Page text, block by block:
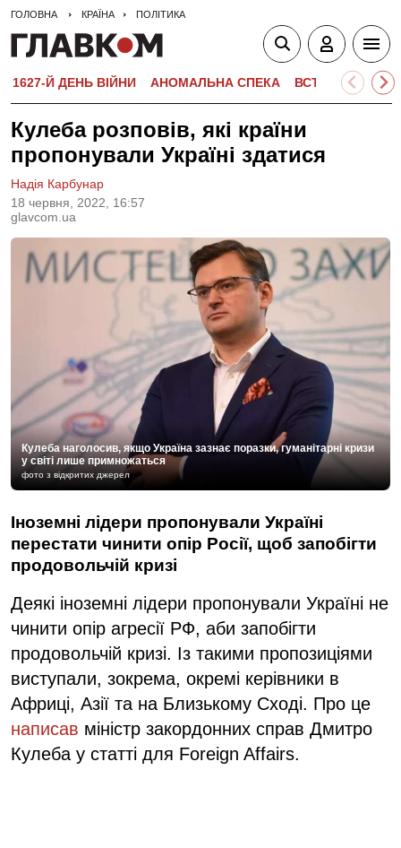
ГОЛОВНА КРАЇНА ПОЛІТИКА
1627-Й ДЕНЬ ВІЙНИ АНОМАЛЬНА СПЕКА ВСТУПНА
Кулеба розповів, які країни
пропонували Україні здатися
18 червня, 2022, 16:57
glavcom.ua
Надія Карбунар
Кулеба наголосив, якщо Україна зазнає поразки, гуманітарні кризи
у світі лише примножаться
фото з відкритих джерел
Іноземні лідери пропонували Україні
перестати чинити опір Росії, щоб запобігти
продовольчій кризі
Деякі іноземні лідери пропонували Україні не
чинити опір агресії РФ, аби запобігти
продовольчій кризі. Із такими пропозиціями
виступали, зокрема, окремі керівники в
Африці, Азії та на Близькому Сході. Про це
написав міністр закордонних справ Дмитро
Кулеба у статті для Foreign Affairs.